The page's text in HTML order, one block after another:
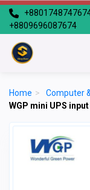
+8809696087674
Home > Computer
WGP mini UPS